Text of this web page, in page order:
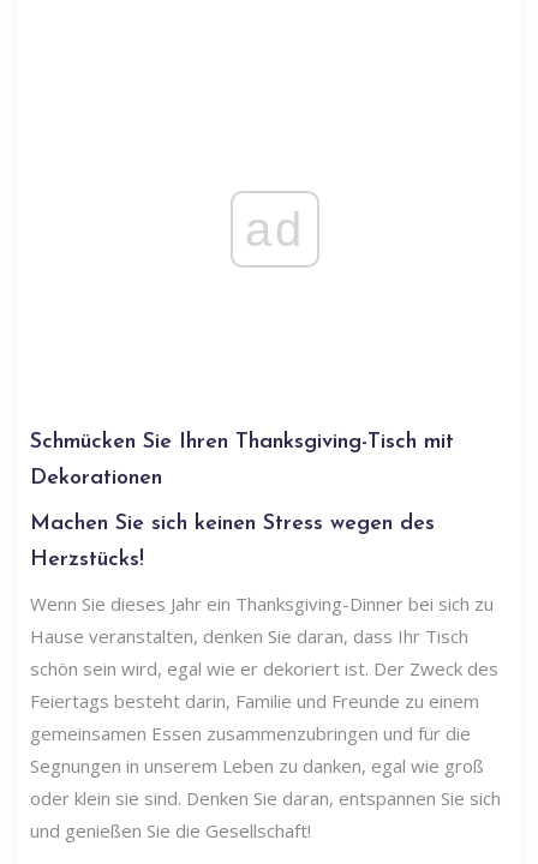
ad
Schmücken Sie Ihren Thanksgiving-Tisch mit
Dekorationen
Machen Sie sich keinen Stress wegen des
Herzstücks!
Wenn Sie dieses Jahr ein Thanksgiving-Dinner bei sich zu
Hause veranstalten, denken Sie daran, dass Ihr Tisch
schön sein wird, egal wie er dekoriert ist. Der Zweck des
Feiertags besteht darin, Familie und Freunde zu einem
gemeinsamen Essen zusammenzubringen und für die
Segnungen in unserem Leben zu danken, egal wie groß
oder klein sie sind. Denken Sie daran, entspannen Sie sich
und genießen Sie die Gesellschaft!